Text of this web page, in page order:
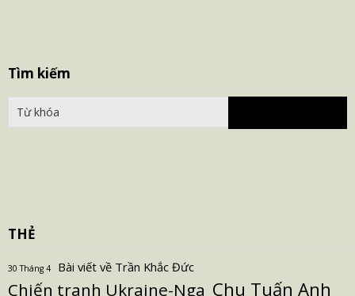
Tìm kiếm
THẺ
30 Tháng 4 Bài viết về Trần Khắc Đức
Chiến tranh Ukraine-Nga Chu Tuấn Anh